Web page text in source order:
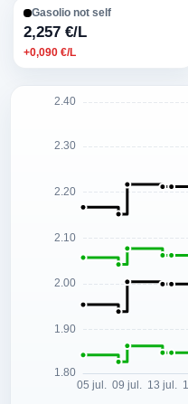
Gasolio not self
2,257 €/L
+0,090 €/L